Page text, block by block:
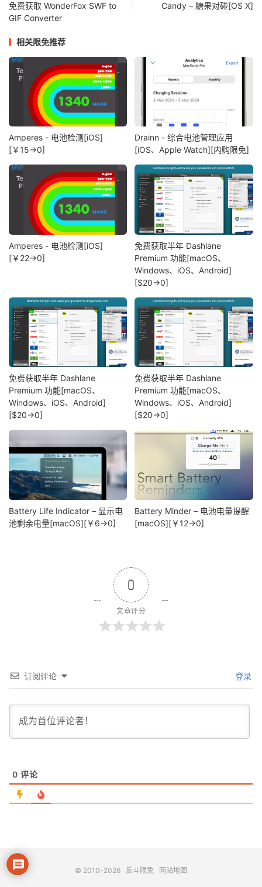
免费获取 WonderFox SWF to
GIF Converter
Candy – 糖果对碰[OS X]
相关限免推荐
Amperes - 电池检测[iOS]
[￥15→0]
Drainn - 综合电池管理应用
[iOS、Apple Watch][内购限免]
Amperes - 电池检测[iOS]
[￥22→0]
免费获取半年 Dashlane
Premium 功能[macOS、
Windows、iOS、Android]
[$20→0]
免费获取半年 Dashlane
Premium 功能[macOS、
Windows、iOS、Android]
[$20→0]
免费获取半年 Dashlane
Premium 功能[macOS、
Windows、iOS、Android]
[$20→0]
Battery Life Indicator – 显示电
池剩余电量[macOS][￥6→0]
Battery Minder – 电池电量提醒
[macOS][￥12→0]
0
文章评分
订阅评论 登录
0 评论
© 2010-2026 反斗限免 网站地图